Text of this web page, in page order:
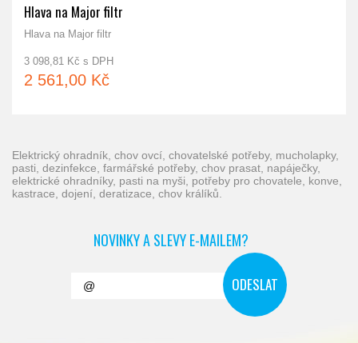
Hlava na Major filtr
Hlava na Major filtr
3 098,81 Kč s DPH
2 561,00 Kč
elektrický ohradník, chov ovcí, chovatelské potřeby, mucholapky,
pasti, dezinfekce, farmářské potřeby, chov prasat, napáječky,
elektrické ohradníky, pasti na myši, potřeby pro chovatele, konve,
kastrace, dojení, deratizace, chov králíků.
NOVINKY A SLEVY E-MAILEM?